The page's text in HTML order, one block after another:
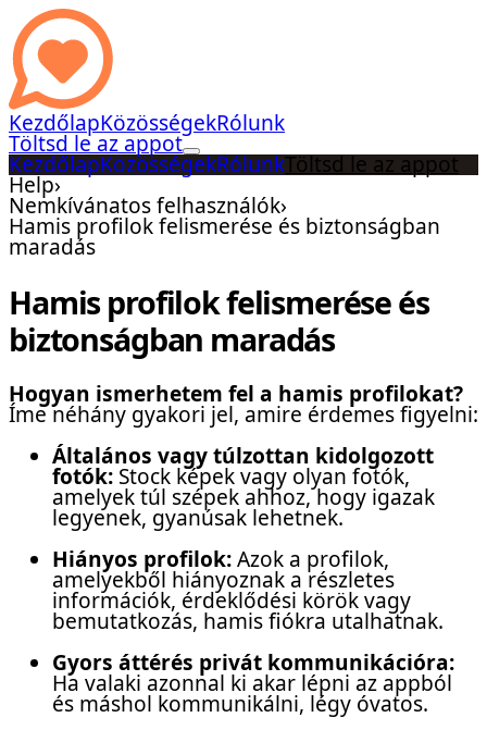
KezdőlapKözösségekRólunk
Töltsd le az appot
KezdőlapKözösségekRólunkTöltsd le az appot
Help›
Nemkívánatos felhasználók›
Hamis profilok felismerése és biztonságban
maradás
Hamis profilok felismerése és
biztonságban maradás
Hogyan ismerhetem fel a hamis profilokat?
Íme néhány gyakori jel, amire érdemes figyelni:
Általános vagy túlzottan kidolgozott
fotók: Stock képek vagy olyan fotók,
amelyek túl szépek ahhoz, hogy igazak
legyenek, gyanúsak lehetnek.
Hiányos profilok:Azok a profilok,
amelyekből hiányoznak a részletes
információk, érdeklődési körök vagy
bemutatkozás, hamis fiókra utalhatnak.
Gyors áttérés privát kommunikációra:
Ha valaki azonnal ki akar lépni az appból
és máshol kommunikálni, légy óvatos.